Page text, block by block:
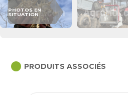
PHOTOS EN
SITUATION
circle PRODUITS ASSOCIÉS